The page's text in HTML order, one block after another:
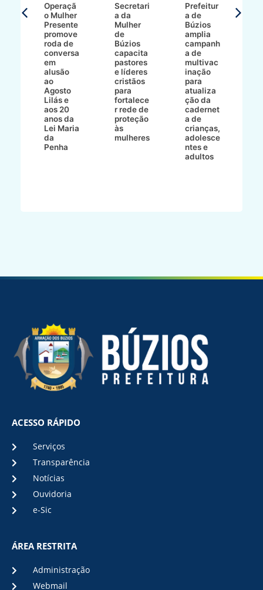
Operaçã
o Mulher
Presente
promove
roda de
conversa
em
alusão
ao
Agosto
Lilás e
aos 20
anos da
Lei Maria
da
Penha
Secretari
a da
Mulher
de
Búzios
capacita
pastores
e líderes
cristãos
para
fortalece
r rede de
proteção
às
mulheres
Prefeitur
a de
Búzios
amplia
campanh
a de
multivac
inação
para
atualiza
ção da
cadernet
a de
crianças,
adolesce
ntes e
adultos
ACESSO RÁPIDO
Serviços
Transparência
Notícias
Ouvidoria
e-Sic
ÁREA RESTRITA
Administração
Webmail